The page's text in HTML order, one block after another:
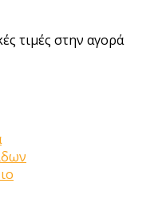
τιμές στην αγορά